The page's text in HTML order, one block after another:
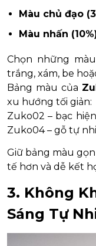
Màu chủ đạo
Màu nhấn
Chọn những
trắng, xám, be
Bảng màu của
xu hướng tối giản:
Zuko02 – bạc
Zuko04 – gỗ tự
Giữ bảng màu
tế hơn và dễ kết
3. Không
Sáng Tự